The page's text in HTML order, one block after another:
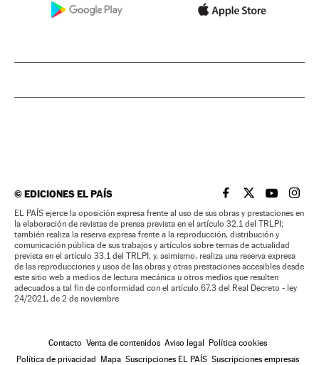
©EDICIONES EL PAÍS EL PAÍS BRASIL EN
EL PAÍSEL PAÍS
EL
EL PAÍS ejerce la oposición expresa frente al uso de sus obras y prestaciones en
la elaboración de revistas de prensa prevista en el artículo 32.1 del TRLPI;
también realiza la reserva expresa frente a la reproducción, distribución y
comunicación pública de sus trabajos y artículos sobre temas de actualidad
prevista en el artículo 33.1 del TRLPI; y, asimismo, realiza una reserva expresa
de las reproducciones y usos de las obras y otras prestaciones accesibles desde
este sitio web a medios de lectura mecánica u otros medios que resulten
adecuados a tal fin de conformidad con el artículo 67.3 del Real Decreto - ley
24/2021, de 2 de noviembre
Contacto Venta de contenidos Aviso legal
Política cookies
Política de privacidad
Mapa Suscripciones EL PAÍS Suscripciones empresas